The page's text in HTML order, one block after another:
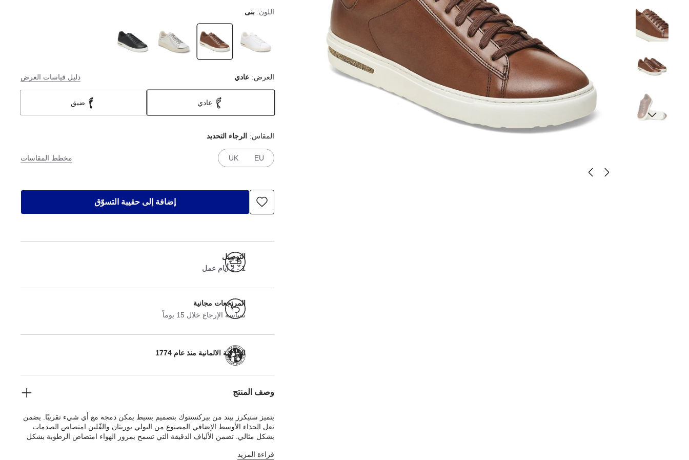
اللون:بنى
العرض: عادي دليل قياسات العرض
عادي ضيق
مخطط المقاسات
المقاس: الرجاء التحديد
EU
UK
إضافة إلى حقيبة التسوّق
التوصيل
1 - 2 أيام عمل
المرتجعات مجانية
سياسة الإرجاع خلال 15 يوماً
الحرفية الالمانية منذ عام 1774
وصف المنتج
يتميز سنيكرز بيند من بيركنستوك بتصميم بسيط يمكن دمجه مع أي شيء تقريبًا. يضمن
نعل الحذاء الأوسط الإضافي المصنوع من البولي يوريثان والفّلين امتصاص الصدمات
بشكل مثالي. تضمن الألياف الدقيقة التي تسمح بمرور الهواء امتصاص الرطوبة بشكل
قراءة المزيد